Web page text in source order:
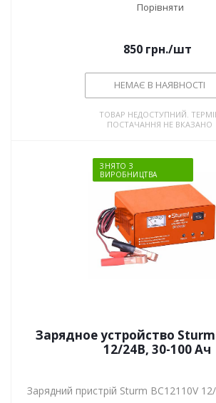
Порівняти
850грн./шт
НЕМАЄ В НАЯВНОСТІ
ТОВАР НЕДОСТУПНИЙ.
ПОСТАЧАННЯ НЕ ВКАЗАНО
ЗНЯТО З
ВИРОБНИЦТВА
Зарядное устройство Sturm
12/24В, 30-100 Ач
Зарядний пристрій Sturm BC12110V